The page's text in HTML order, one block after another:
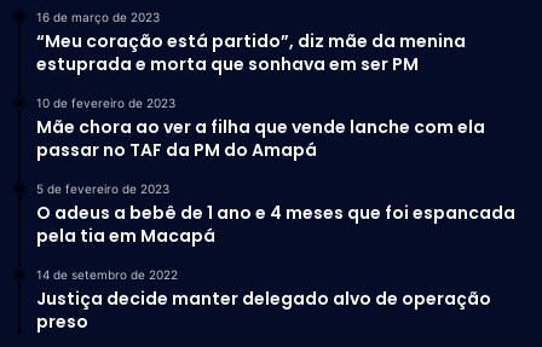
implantação de binários garantiu maior fluidez para 7
ruas e avenidas. As principais vias da cidade
receberam sinalização vertical e horizontal em 2022.
Saúde para todos
Em 2022, a Secretaria Municipal de Saúde (Semsa) iniciou
o processo de reformulação do atendimento na rede.
Lançado em maio pelo prefeito de Macapá, Dr. Furlan, o
“Saúde Para Todos”
executado pelo município. São mais de 20 medidas que
16 de março de 2023
“Meu coração está partido”, diz mãe da menina
estuprada e morta que sonhava em ser PM
10 de fevereiro de 2023
Mãe chora ao ver a filha que vende lanche com ela
passar no TAF da PM do Amapá
5 de fevereiro de 2023
O adeus a bebê de 1 ano e 4 meses que foi espancada
pela tia em Macapá
14 de setembro de 2022
Justiça decide manter delegado alvo de operação
preso